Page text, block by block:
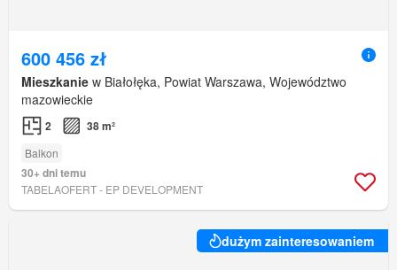
600 456 zł
Mieszkanie w Białołęka, Powiat Warszawa, Województwo
mazowieckie
2 38 m²
Balkon
30+ dni temu
TABELAOFERT - EP DEVELOPMENT
dużym zainteresowaniem